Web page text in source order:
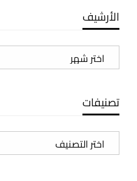
الأرشيف
الأرشيف
تصنيفات
تصنيفات